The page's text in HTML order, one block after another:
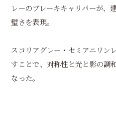
レーのブレーキキャリパーが、
璧さを表現。
スコリアグレー・セミアニリン
すことで、対称性と光と影の調
なった。